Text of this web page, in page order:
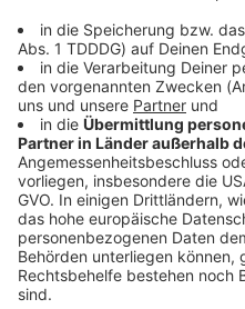
DAS KÖNNTE DICH
Welt